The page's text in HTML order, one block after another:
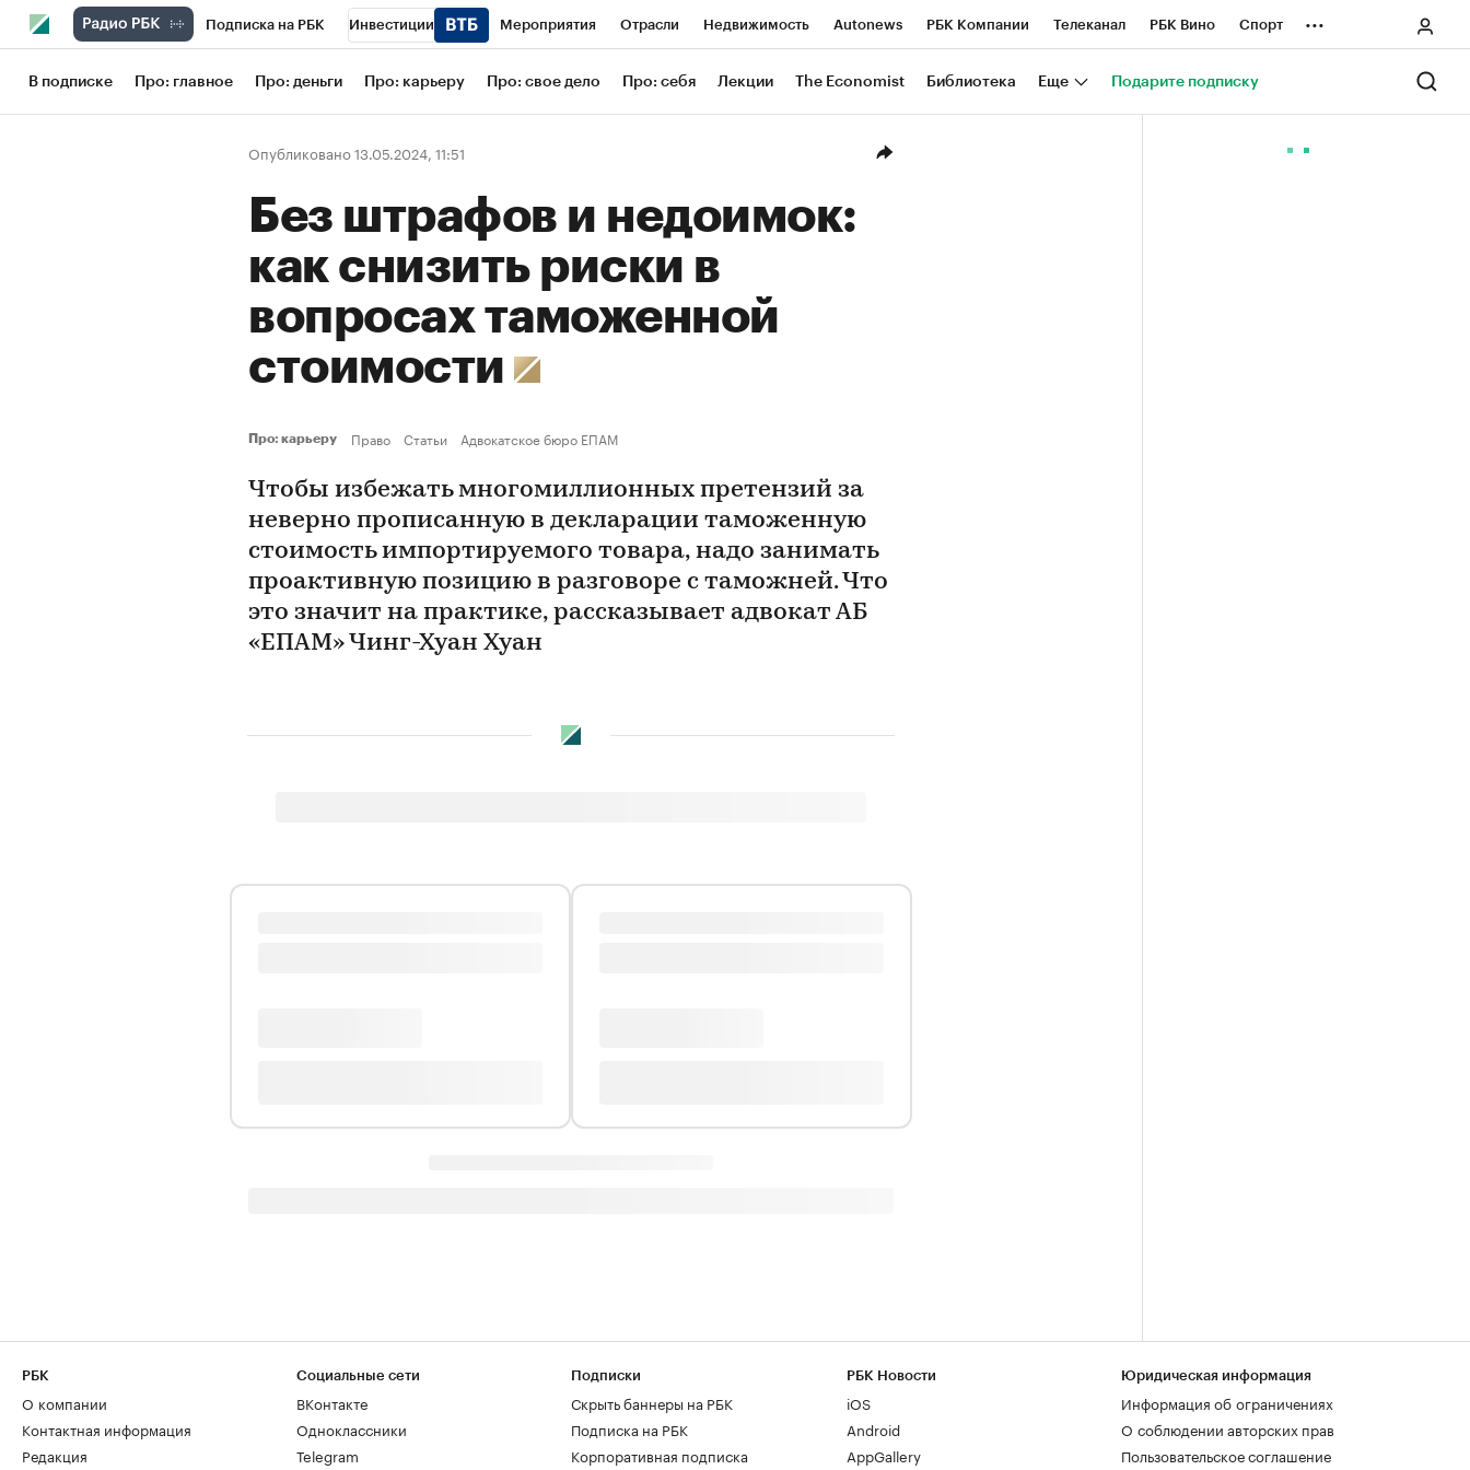
Подписка на РБК Инвестиции Мероприятия Отрасли Недвижимость Autonews РБК Компании Телеканал РБК Вино Спорт
Школа управления РБК РБК Образование РБК Life Тренды Визионеры Национальные проекты Город
Рынок наличной валюты
...
В подписке Про: главное Про: деньги Про: карьеру Про: свое дело Про: себя Лекции The Economist Библиотека Еще Подарите подписку
Опубликовано 13.05.2024, 11:51
Без штрафов и недоимок:
как снизить риски в
вопросах таможенной
стоимости
Про: карьеру Право Статьи Адвокатское бюро ЕПАМ
Чтобы избежать многомиллионных претензий за
неверно прописанную в декларации таможенную
стоимость импортируемого товара, надо занимать
проактивную позицию в разговоре с таможней. Что
это значит на практике, рассказывает адвокат АБ
«ЕПАМ» Чинг-Хуан Хуан
РБК
О компании
Контактная информация
Редакция
Социальные сети
ВКонтакте
Одноклассники
Telegram
Подписки
Скрыть баннеры на РБК
Подписка на РБК
Корпоративная подписка
РБК Новости
iOS
Android
AppGallery
Юридическая информация
Информация об ограничениях
О соблюдении авторских прав
Пользовательское соглашение